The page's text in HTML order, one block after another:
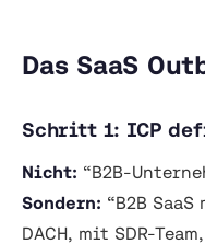
Das SaaS
Schritt 1: ICP
Nicht: “B2B-
Sondern: “B2B
DACH, mit SDR-